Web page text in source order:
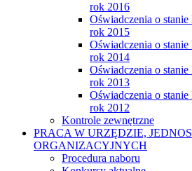
rok 2016
Oświadczenia o
rok 2015
Oświadczenia o
rok 2014
Oświadczenia o
rok 2013
Oświadczenia o
rok 2012
Kontrole zewnętrzne
PRACA W URZĘDZIE,
ORGANIZACYJNYCH
Procedura naboru